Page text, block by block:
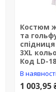
Костюм
та
спідниця
3XL
Код LD-
В наявності
1 003,95